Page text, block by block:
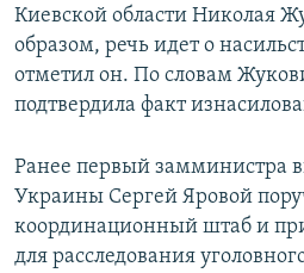
Киевской области Николая
образом, речь идет о
отметил он. По словам
подтвердила факт
Ранее первый замминистра
Украины Сергей Яровой
координационный штаб и
для расследования